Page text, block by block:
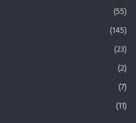
(55)
(145)
(23)
(2)
(7)
(11)